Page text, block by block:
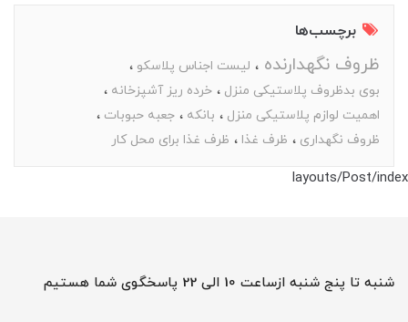
برچسب‌ها
ظروف نگهدارنده
لیست اجناس پلاسکو
بوی بدظروف پلاستیکی منزل
خرده ریز آشپزخانه
اهمیت لوازم پلاستیکی منزل
بانکه
جعبه حبوبات
ظروف نگهداری
ظرف غذا ظرف غذا برای محل کار
layouts/Post/index
شنبه تا پنج شنبه ازساعت 10 الی 22 پاسخگوی شما هستیم